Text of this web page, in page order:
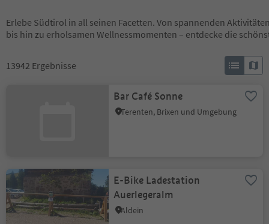
Erlebe Südtirol in all seinen Facetten. Von spannenden
bis hin zu erholsamen Wellnessmomenten – entdecke die
13942 Ergebnisse
Bar Café Sonne
Terenten, Brixen und Umgebung
E-Bike Ladestation
Auerlegeralm
Aldein